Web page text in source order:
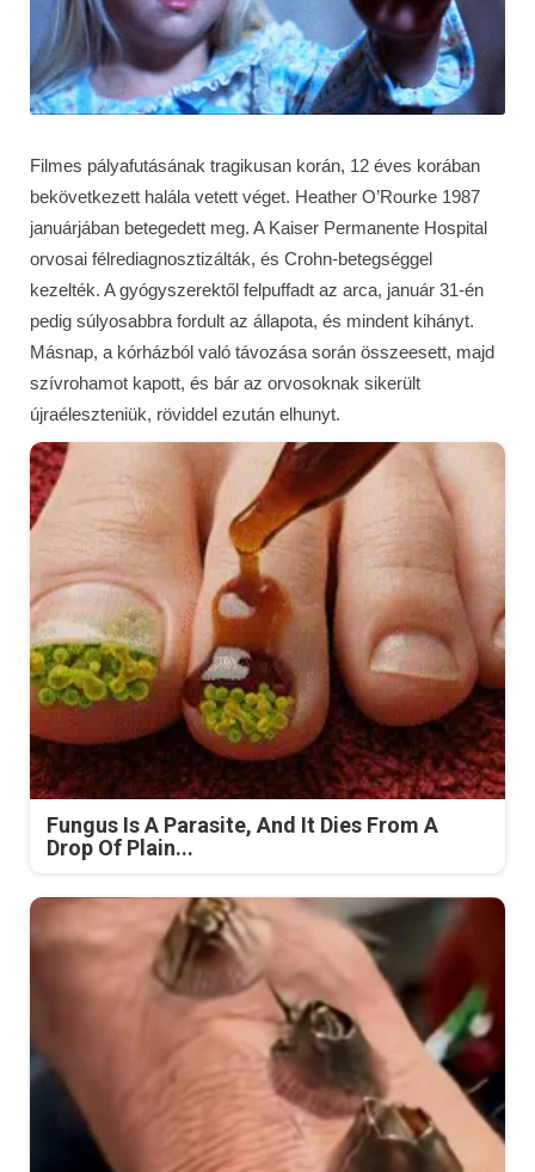
Filmes pályafutásának tragikusan korán, 12 éves korában
bekövetkezett halála vetett véget. Heather O’Rourke 1987
januárjában betegedett meg. A Kaiser Permanente Hospital
orvosai félrediagnosztizálták, és Crohn-betegséggel
kezelték. A gyógyszerektől felpuffadt az arca, január 31-én
pedig súlyosabbra fordult az állapota, és mindent kihányt.
Másnap, a kórházból való távozása során összeesett, majd
szívrohamot kapott, és bár az orvosoknak sikerült
újraéleszteniük, röviddel ezután elhunyt.
Fungus Is A Parasite, And It Dies From A
Drop Of Plain...